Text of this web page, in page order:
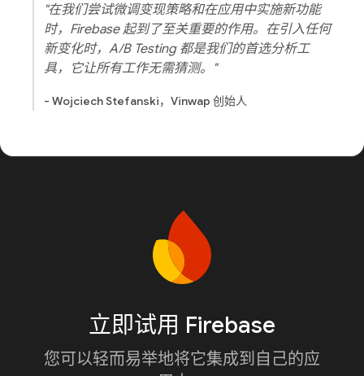
"在我们尝试微调变现策略和在应用中实施新功能
时，Firebase 起到了至关重要的作用。在引入任何
新变化时，A/B Testing 都是我们的首选分析工
具，它让所有工作无需猜测。"
- Wojciech Stefanski，Vinwap 创始人
立即试用 Firebase
您可以轻而易举地将它集成到自己的应